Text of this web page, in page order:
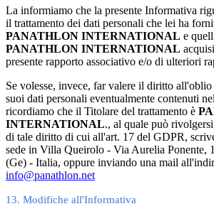
La informiamo che la presente Informativa
il trattamento dei dati personali che lei ha
PANATHLON INTERNATIONAL e
PANATHLON INTERNATIONAL
presente rapporto associativo e/o di ulteriori
Se volesse, invece, far valere il diritto
suoi dati personali eventualmente contenuti
ricordiamo che il Titolare del trattamento è
INTERNATIONAL., al quale può
di tale diritto di cui all'art. 17 del GDPR,
sede in Villa Queirolo - Via Aurelia Ponente,
(Ge) - Italia, oppure inviando una mail
info@panathlon.net
13. Modifiche all'Informativa